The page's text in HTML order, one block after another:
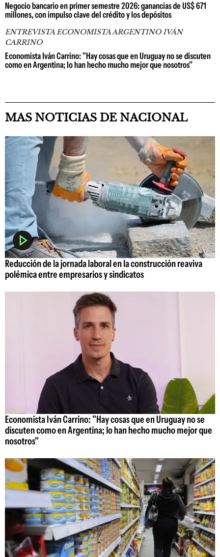
Negocio bancario en primer semestre 2026: ganancias de US$ 671
millones, con impulso clave del crédito y los depósitos
ENTREVISTA ECONOMISTA ARGENTINO IVÁN
CARRINO
Economista Iván Carrino: "Hay cosas que en Uruguay no se discuten
como en Argentina; lo han hecho mucho mejor que nosotros"
MAS NOTICIAS DE NACIONAL
Reducción de la jornada laboral en la construcción reaviva
polémica entre empresarios y sindicatos
Economista Iván Carrino: "Hay cosas que en Uruguay no se
discuten como en Argentina; lo han hecho mucho mejor que
nosotros"